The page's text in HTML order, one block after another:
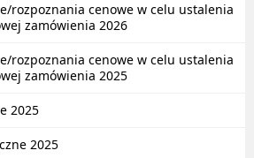
rozpoznania cenowe w celu ustalenia
zamówienia 2026
rozpoznania cenowe w celu ustalenia
zamówienia 2025
2025
2025